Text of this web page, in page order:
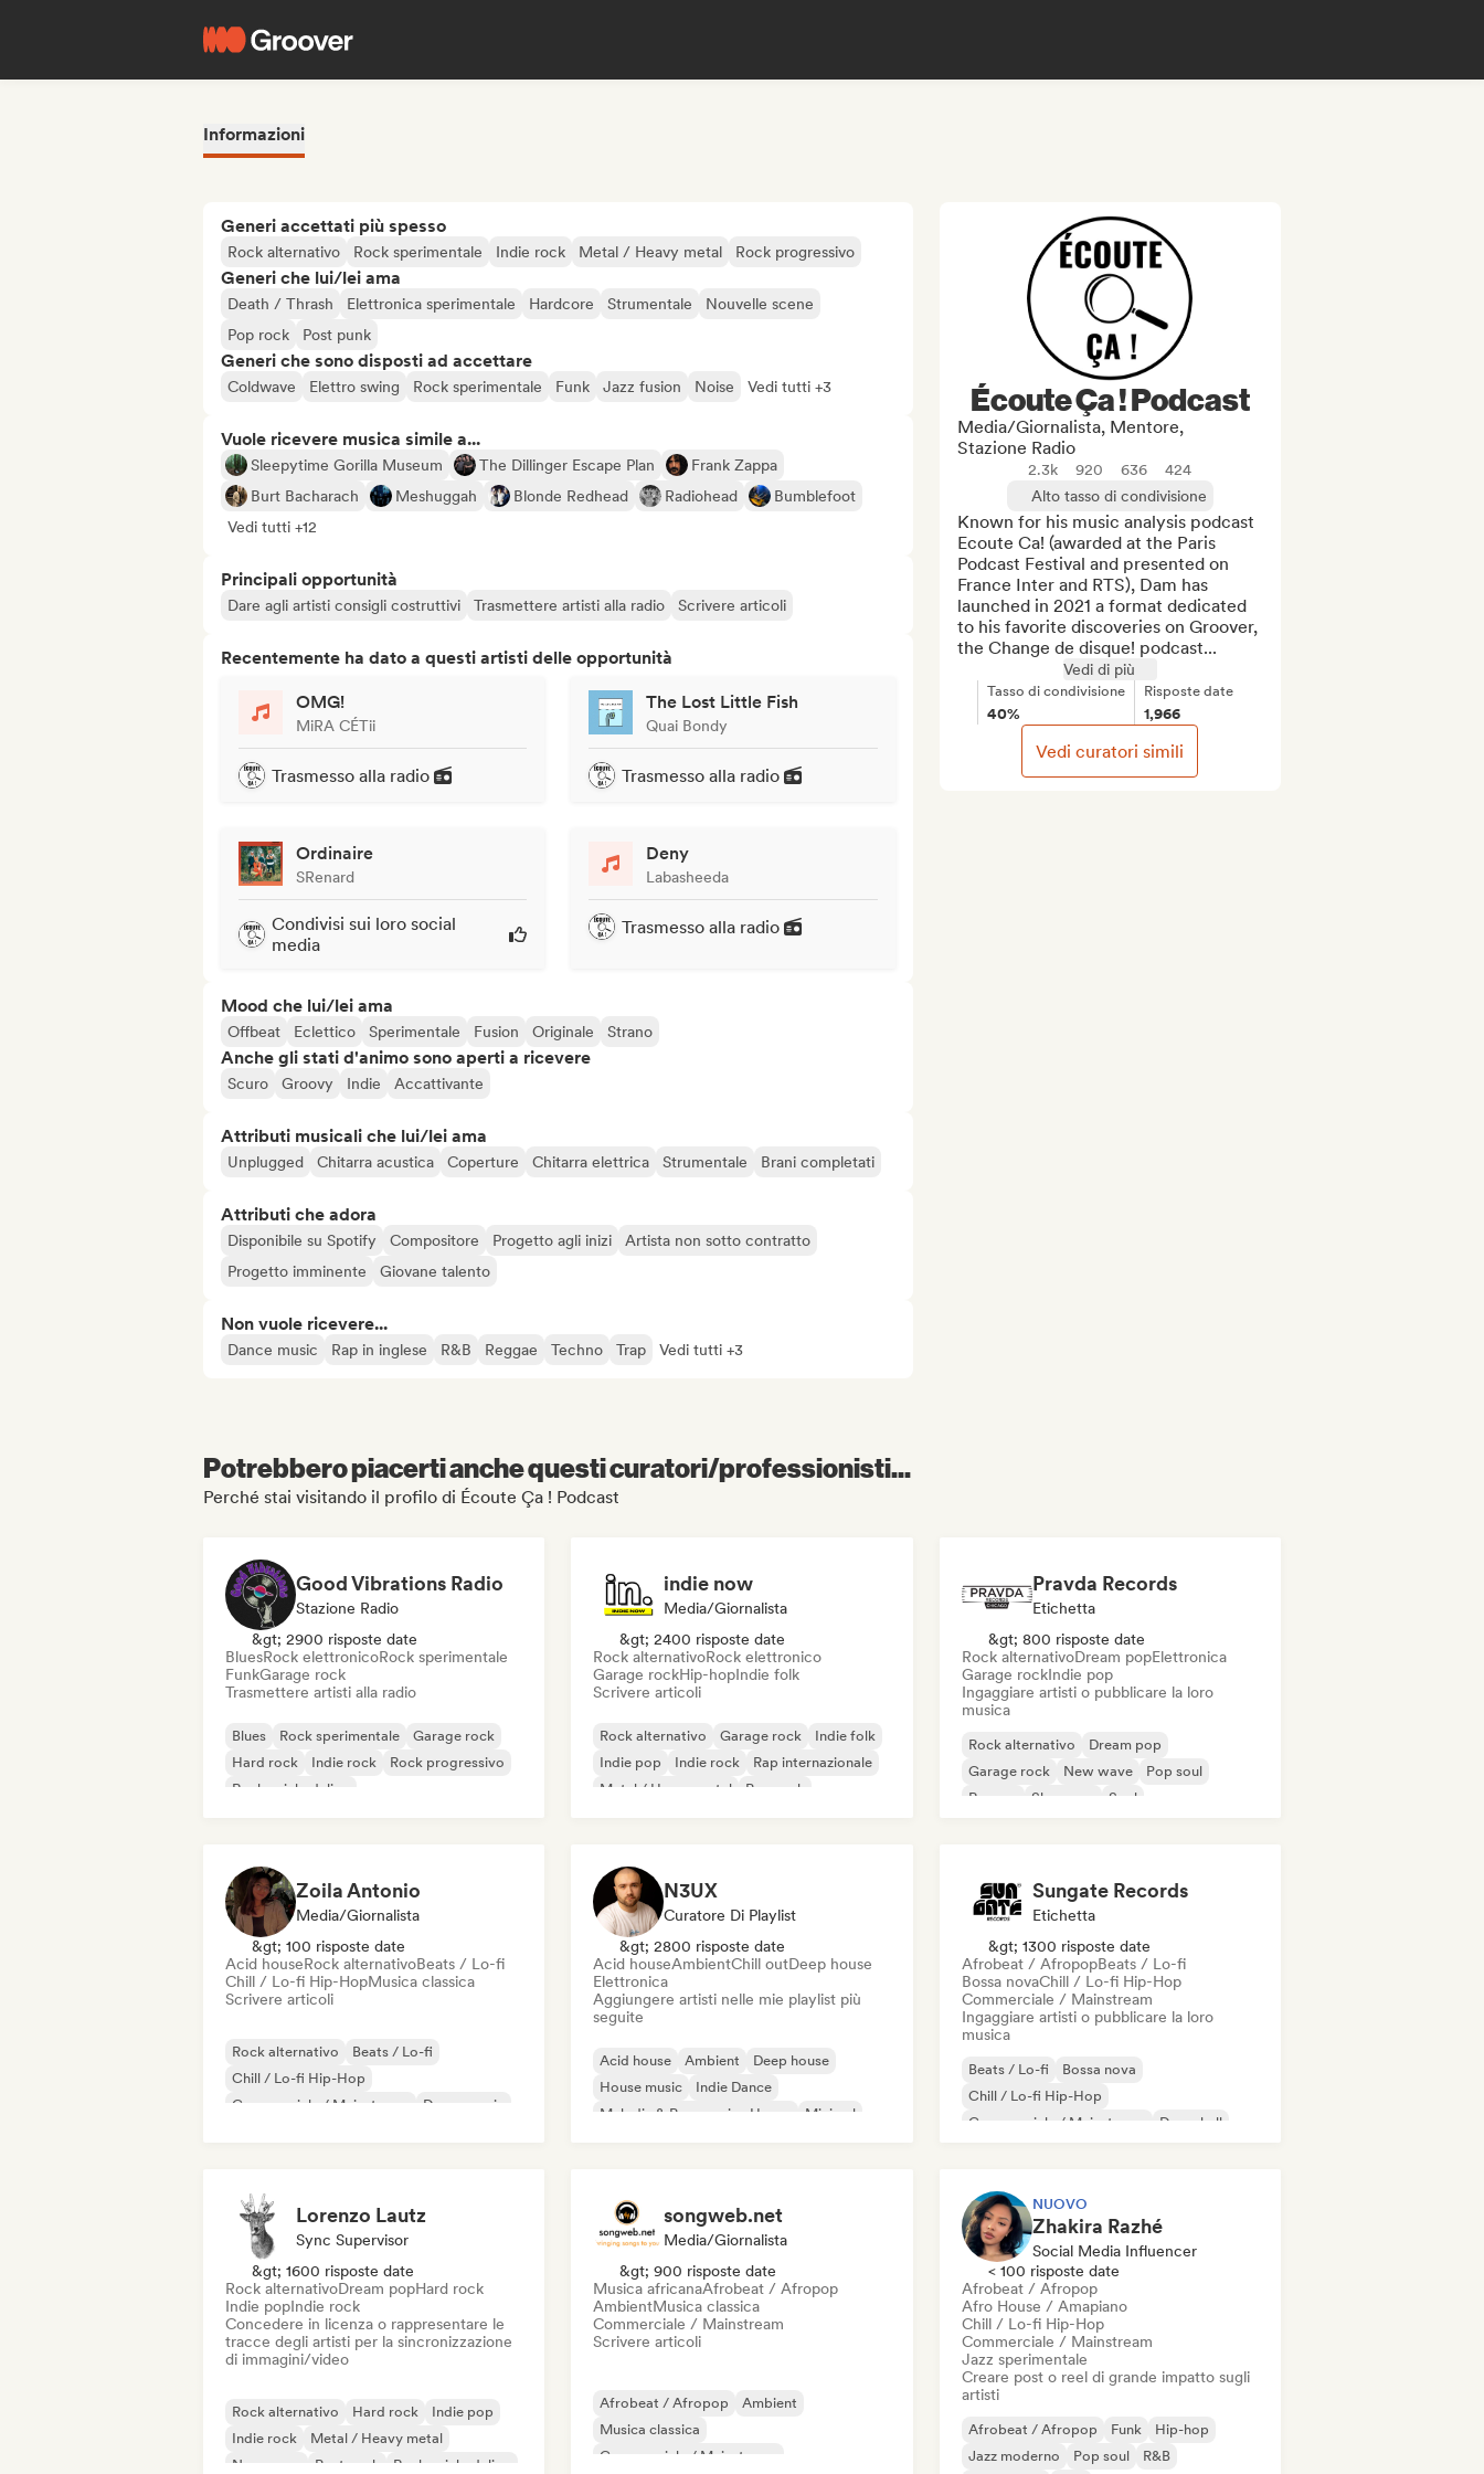
Informazioni
Generi accettati più spesso
Rock alternativo Rock sperimentale Indie rock Metal / Heavy metal Rock progressivo
Generi che lui/lei ama
Death / Thrash Elettronica sperimentale Hardcore Strumentale
Nouvelle scene
Pop rock
Post punk
Generi che sono disposti ad accettare
Coldwave Elettro swing Rock sperimentale Funk Jazz fusion Noise Vedi tutti +3
Vuole ricevere musica simile a...
Sleepytime Gorilla Museum The Dillinger Escape Plan
Frank Zappa
Burt Bacharach
Meshuggah Blonde Redhead Radiohead
Bumblefoot
Vedi tutti +12
Principali opportunità
Dare agli artisti consigli costruttivi Trasmettere artisti alla radio Scrivere articoli
Recentemente ha dato a questi artisti delle opportunità
OMG!
MiRA CÉTii
Trasmesso alla radio
The Lost Little Fish
Quai Bondy
Trasmesso alla radio
Ordinaire
SRenard
Condivisi sui loro social
media
Deny
Labasheeda
Trasmesso alla radio
Mood che lui/lei ama
Offbeat Eclettico Sperimentale Fusion Originale Strano
Anche gli stati d'animo sono aperti a ricevere
Scuro Groovy Indie Accattivante
Attributi musicali che lui/lei ama
Unplugged Chitarra acustica Coperture Chitarra elettrica Strumentale Brani completati
Attributi che adora
Disponibile su Spotify Compositore Progetto agli inizi
Artista non sotto contratto
Progetto imminente
Giovane talento
Non vuole ricevere...
Dance music Rap in inglese R&B Reggae Techno Trap Vedi tutti +3
Écoute Ça ! Podcast
Media/Giornalista, Mentore,
Stazione Radio
2.3k 920 636
424
Alto tasso di condivisione
Known for his music analysis podcast
Ecoute Ca! (awarded at the Paris
Podcast Festival and presented on
France Inter and RTS), Dam has
launched in 2021 a format dedicated
to his favorite discoveries on Groover,
the Change de disque! podcast...
Vedi di più
Tasso di condivisione
40%
Risposte date
1,966
Vedi curatori simili
Potrebbero piacerti anche questi curatori/professionisti...
Perché stai visitando il profilo di Écoute Ça ! Podcast
Good Vibrations Radio
Stazione Radio
&gt; 2900 risposte date
BluesRock elettronicoRock sperimentale
FunkGarage rock
Trasmettere artisti alla radio
Blues Rock sperimentale
Garage rock
Hard rock
Indie rock
Rock progressivo
Rock psichedelico
indie now
Media/Giornalista
&gt; 2400 risposte date
Rock alternativoRock elettronico
Garage rockHip-hopIndie folk
Scrivere articoli
Rock alternativo Garage rock
Indie folk
Indie pop
Indie rock
Rap internazionale
Metal / Heavy metal
Pop rock
Pravda Records
Etichetta
&gt; 800 risposte date
Rock alternativoDream popElettronica
Garage rockIndie pop
Ingaggiare artisti o pubblicare la loro
musica
Rock alternativo
Dream pop
Garage rock
New wave
Pop soul
Reggae
Shoegaze Soul
Zoila Antonio
Media/Giornalista
&gt; 100 risposte date
Acid houseRock alternativoBeats / Lo-fi
Chill / Lo-fi Hip-HopMusica classica
Scrivere articoli
Rock alternativo
Beats / Lo-fi
Chill / Lo-fi Hip-Hop
Commerciale / Mainstream
Dance music
N3UX
Curatore Di Playlist
&gt; 2800 risposte date
Acid houseAmbientChill outDeep house
Elettronica
Aggiungere artisti nelle mie playlist più
seguite
Acid house Ambient
Deep house
House music
Indie Dance
Melodic & Progressive House
Minimal
Sungate Records
Etichetta
&gt; 1300 risposte date
Afrobeat / AfropopBeats / Lo-fi
Bossa novaChill / Lo-fi Hip-Hop
Commerciale / Mainstream
Ingaggiare artisti o pubblicare la loro
musica
Beats / Lo-fi
Bossa nova
Chill / Lo-fi Hip-Hop
Commerciale / Mainstream
Dancehall
Lorenzo Lautz
Sync Supervisor
&gt; 1600 risposte date
Rock alternativoDream popHard rock
Indie popIndie rock
Concedere in licenza o rappresentare le
tracce degli artisti per la sincronizzazione
di immagini/video
Rock alternativo Hard rock
Indie pop
Indie rock
Metal / Heavy metal
New wave
Post punk Rock psichedelico
songweb.net
Media/Giornalista
&gt; 900 risposte date
Musica africanaAfrobeat / Afropop
AmbientMusica classica
Commerciale / Mainstream
Scrivere articoli
Afrobeat / Afropop
Ambient
Musica classica
Commerciale / Mainstream
NUOVO
Zhakira Razhé
Social Media Influencer
< 100 risposte date
Afrobeat / Afropop
Afro House / Amapiano
Chill / Lo-fi Hip-Hop
Commerciale / Mainstream
Jazz sperimentale
Creare post o reel di grande impatto sugli
artisti
Afrobeat / Afropop Funk
Hip-hop
Jazz moderno
Pop soul R&B